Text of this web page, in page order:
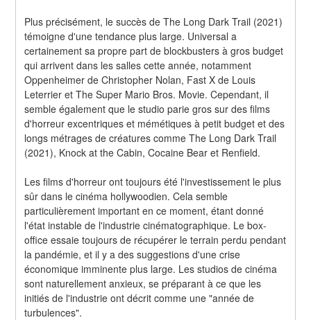
Plus précisément, le succès de The Long Dark Trail (2021)
témoigne d'une tendance plus large. Universal a
certainement sa propre part de blockbusters à gros budget
qui arrivent dans les salles cette année, notamment
Oppenheimer de Christopher Nolan, Fast X de Louis
Leterrier et The Super Mario Bros. Movie. Cependant, il
semble également que le studio parie gros sur des films
d'horreur excentriques et mémétiques à petit budget et des
longs métrages de créatures comme The Long Dark Trail
(2021), Knock at the Cabin, Cocaine Bear et Renfield.
Les films d'horreur ont toujours été l'investissement le plus
sûr dans le cinéma hollywoodien. Cela semble
particulièrement important en ce moment, étant donné
l'état instable de l'industrie cinématographique. Le box-
office essaie toujours de récupérer le terrain perdu pendant
la pandémie, et il y a des suggestions d'une crise
économique imminente plus large. Les studios de cinéma
sont naturellement anxieux, se préparant à ce que les
initiés de l'industrie ont décrit comme une "année de
turbulences".